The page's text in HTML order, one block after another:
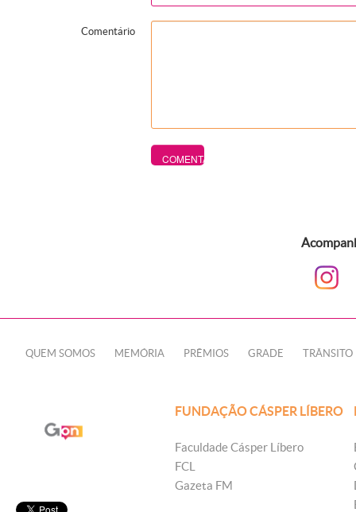
Comentário
QUEM SOMOS MEMÓRIA PRÊMIOS GRADE TRÂNSITO
FUNDAÇÃO CÁSPER LÍBERO
Faculdade Cásper Líbero
FCL
Gazeta FM